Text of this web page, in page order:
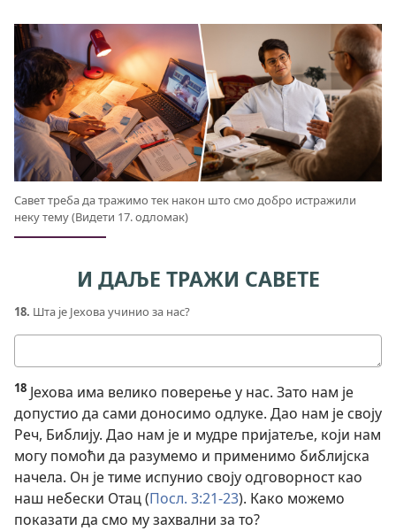
Савет треба да тражимо тек након што смо добро истражили
неку тему (Видети 17. одломак)
И ДАЉЕ ТРАЖИ САВЕТЕ
18. Шта је Јехова учинио за нас?
одговор
18 Јехова има велико поверење у нас. Зато нам је
допустио да сами доносимо одлуке. Дао нам је своју
Реч, Библију. Дао нам је и мудре пријатеље, који нам
могу помоћи да разумемо и применимо библијска
начела. Он је тиме испунио своју одговорност као
наш небески Отац (Посл. 3:21-23). Како можемо
показати да смо му захвални за то?